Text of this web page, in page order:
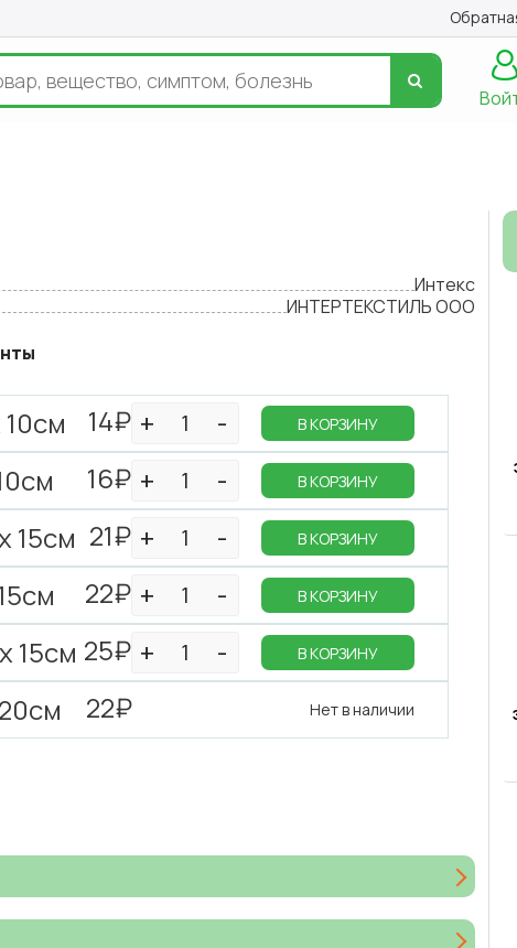
Интекс
ИНТЕРТЕКСТИЛЬ ООО
14₽ В КОРЗИНУ
16₽ В КОРЗИНУ
15см 21₽ В КОРЗИНУ
22₽ В КОРЗИНУ
15см 25₽ В КОРЗИНУ
22₽ Нет в наличии